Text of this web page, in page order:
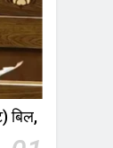
बिल,